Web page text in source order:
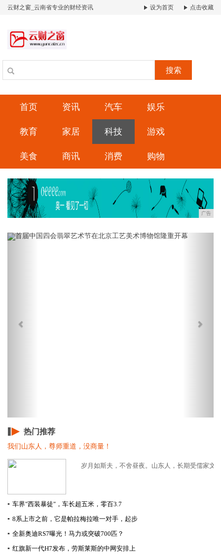
云财之窗_云南省专业的财经资讯 设为首页 点击收藏
搜索
首页 资讯 汽车 娱乐
教育 家居 科技 游戏
美食 商讯 消费 购物
广告
Previous
热门推荐
我们山东人，尊师重道，没商量！
岁月如斯夫，不舍昼夜。山东人，长期受儒家文
▪ 车界"西装暴徒"，车长超五米，零百3.7
▪ 8系上市之前，它是帕拉梅拉唯一对手，起步
▪ 全新奥迪RS7曝光！马力或突破700匹？
▪ 红旗新一代H7发布，劳斯莱斯的中网安排上